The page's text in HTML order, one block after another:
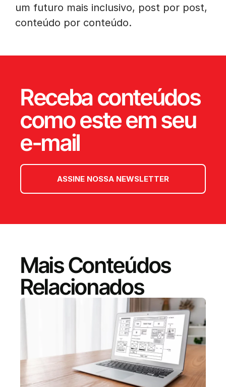
um futuro mais inclusivo, post por post,
conteúdo por conteúdo.
Receba conteúdos
como este em seu
e-mail
ASSINE NOSSA NEWSLETTER
Mais Conteúdos
Relacionados